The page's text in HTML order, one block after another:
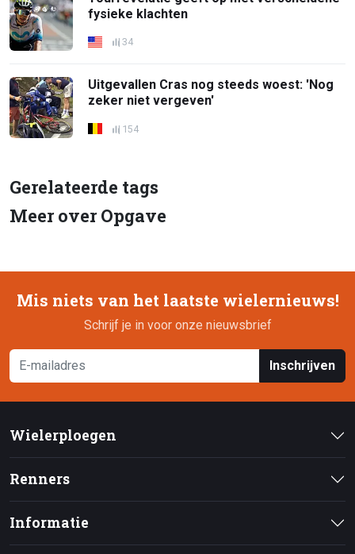
fysieke klachten
34
Uitgevallen Cras nog steeds woest: 'Nog
zeker niet vergeven'
154
Gerelateerde tags
Meer over Opgave
Mis niets van het laatste wielernieuws!
Schrijf je in voor onze nieuwsbrief
Inschrijven
Wielerploegen
Renners
Informatie